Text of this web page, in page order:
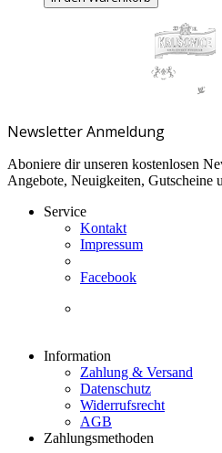
Newsletter Anmeldung
Aboniere dir unseren kostenlosen
Angebote, Neuigkeiten, Gutscheine
Service
Kontakt
Impressum
Facebook
Information
Zahlung & Versand
Datenschutz
Widerrufsrecht
AGB
Zahlungsmethoden